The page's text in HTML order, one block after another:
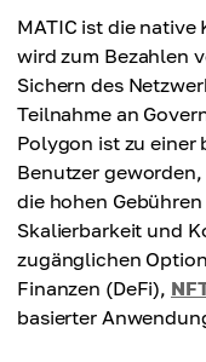
MATIC ist die
wird zum Bezahlen
Sichern des
Teilnahme an
Polygon ist zu einer
Benutzer
die hohen
Skalierbarkeit und
zugänglichen
Finanzen (DeFi),
basierter